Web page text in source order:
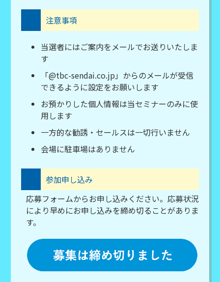
注意事項
当選者にはご案内をメールでお送りいたしま
す
「@tbc-sendai.co.jp」からのメールが受信
できるように設定をお願いします
お預かりした個人情報は当セミナーのみに使
用します
一方的な勧誘・セールスは一切行いません
会場に駐車場はありません
参加申し込み
応募フォームからお申し込みください。応募状況
により早めにお申し込みを締め切ることがありま
す。